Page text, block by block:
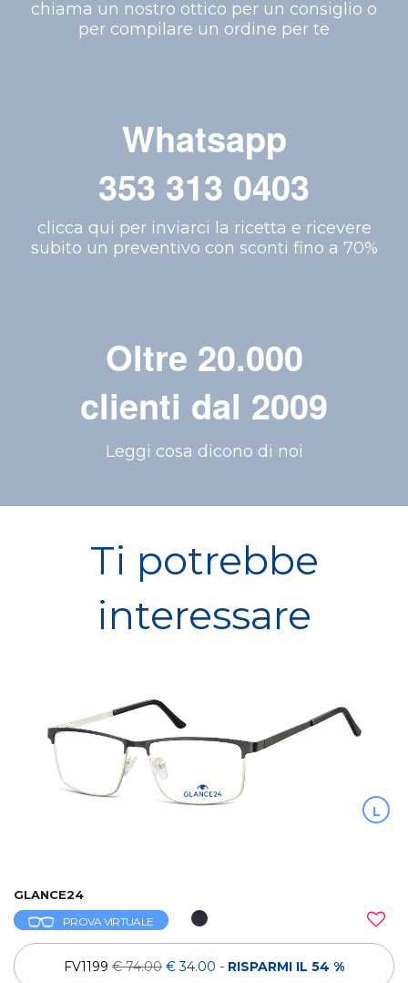
chiama un nostro ottico per un consiglio o
per compilare un ordine per te
Whatsapp
353 313 0403
clicca qui per inviarci la ricetta e ricevere
subito un preventivo con sconti fino a 70%
Oltre 20.000
clienti dal 2009
Leggi cosa dicono di noi
Ti potrebbe
interessare
L
GLANCE24
PROVA VIRTUALE
FV1199 € 74.00 € 34.00 - RISPARMI IL 54 %